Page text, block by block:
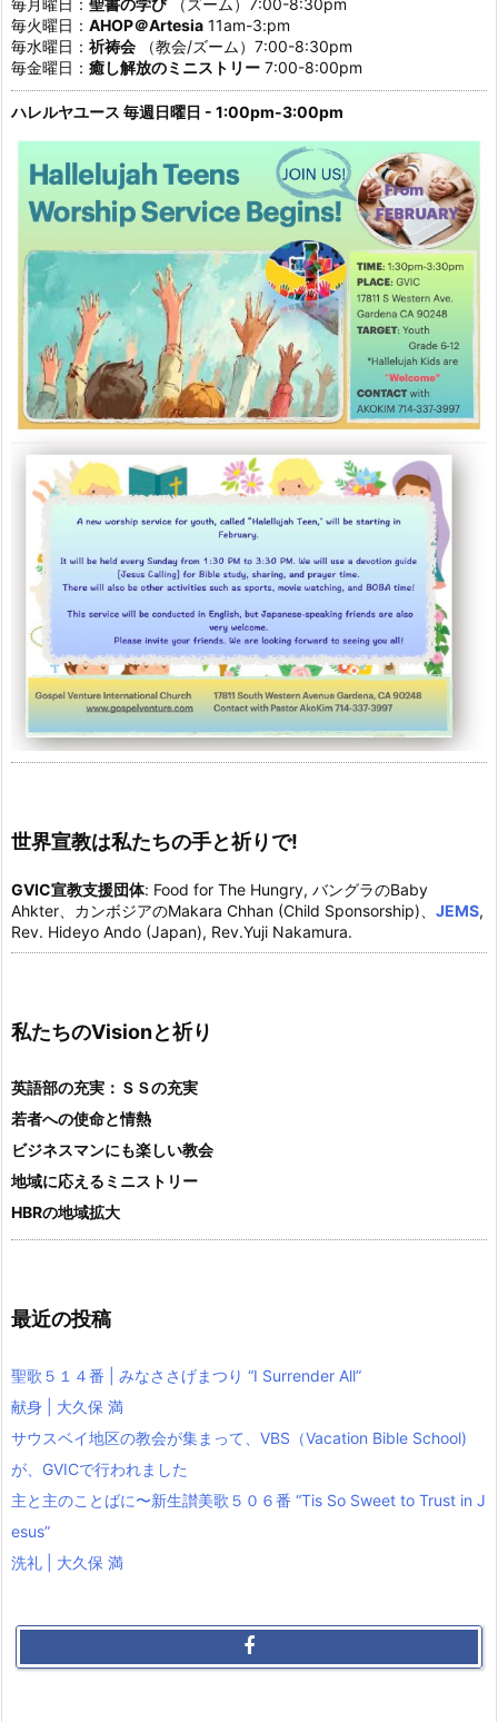
毎月曜日： 聖書の学び（ズーム）7:00-8:30pm
毎火曜日： AHOP＠Artesia 11am-3:pm
毎水曜日： 祈祷会 （教会/ズーム）7:00-8:30pm
毎金曜日： 癒し解放のミニストリー 7:00-8:00pm
ハレルヤユース 毎週日曜日 - 1:00pm-3:00pm
世界宣教は私たちの手と祈りで!
GVIC宣教支援団体: Food for The Hungry, バングラのBaby
Ahkter、カンボジアのMakara Chhan (Child Sponsorship)、 JEMS,
Rev. Hideyo Ando (Japan), Rev.Yuji Nakamura.
私たちのVisionと祈り
英語部の充実：ＳＳの充実
若者への使命と情熱
ビジネスマンにも楽しい教会
地域に応えるミニストリー
HBRの地域拡大
最近の投稿
聖歌５１４番 | みなささげまつり “I Surrender All”
献身 | 大久保 満
サウスベイ地区の教会が集まって、VBS（Vacation Bible School)
が、GVICで行われました
主と主のことばに〜新生讃美歌５０６番 “Tis So Sweet to Trust in J
esus”
洗礼 | 大久保 満